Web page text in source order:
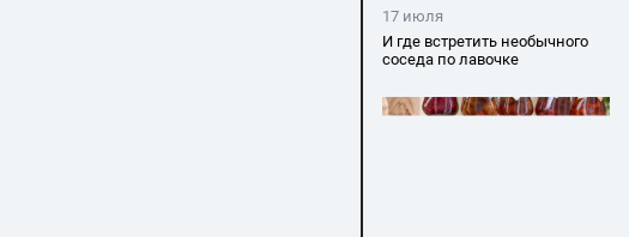
17 июля
И где встретить необычного
соседа по лавочке